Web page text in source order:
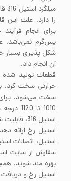
را دارد. علت این
پس‌گرم نمی‌باشد.
شکل پذیری بسیار
آن انجام داد.
1010
استیل 316، قابلیت شکل پذیری و جوشکاری آن بسیار بهتر می‌شود.
استیل رخ ارائه
استیل، اتصالات
سفارش از سایت
بهره مند شوید.
استیل رخ و دریافت